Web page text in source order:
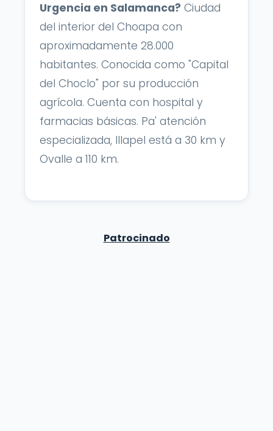
Urgencia en Salamanca? Ciudad
del interior del Choapa con
aproximadamente 28.000
habitantes. Conocida como "Capital
del Choclo" por su producción
agrícola. Cuenta con hospital y
farmacias básicas. Pa' atención
especializada, Illapel está a 30 km y
Ovalle a 110 km.